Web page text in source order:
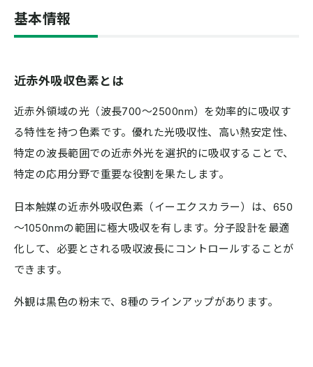
基本情報
近赤外吸収色素とは
近赤外領域の光（波長700～2500nm）を効率的に吸収す
る特性を持つ色素です。優れた光吸収性、高い熱安定性、
特定の波長範囲での近赤外光を選択的に吸収することで、
特定の応用分野で重要な役割を果たします。
日本触媒の近赤外吸収色素（イーエクスカラー）は、650
～1050nmの範囲に極大吸収を有します。分子設計を最適
化して、必要とされる吸収波長にコントロールすることが
できます。
外観は黒色の粉末で、8種のラインアップがあります。